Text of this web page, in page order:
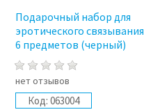
Подарочный набор для
эротического связывания
6 предметов (черный)
нет отзывов
Код: 063004